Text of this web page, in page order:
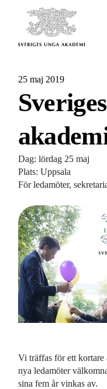
25 maj 2019
Dag: lördag 25 maj
Plats: Uppsala
För ledamöter,
Vi träffas för ett kortare
nya ledamöter
sina fem år vinkas av.